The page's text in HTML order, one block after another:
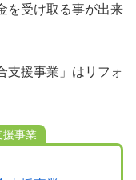
を受け取る事が出来
支援事業」はリフォ
援事業